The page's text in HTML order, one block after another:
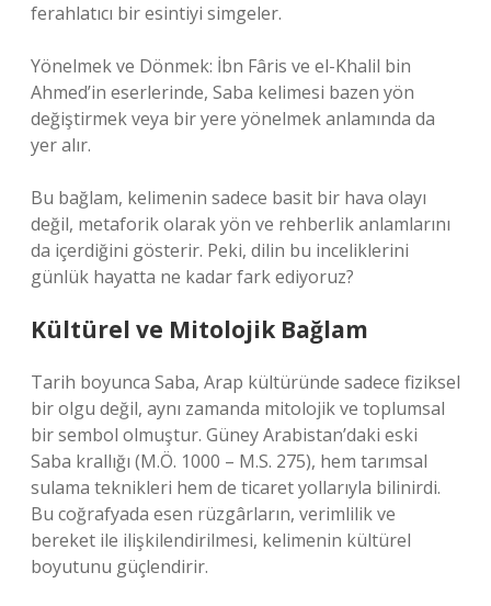
ferahlatıcı bir esintiyi simgeler.
Yönelmek ve Dönmek: İbn Fâris ve el-Khalil bin
Ahmed’in eserlerinde, Saba kelimesi bazen yön
değiştirmek veya bir yere yönelmek anlamında da
yer alır.
Bu bağlam, kelimenin sadece basit bir hava olayı
değil, metaforik olarak yön ve rehberlik anlamlarını
da içerdiğini gösterir. Peki, dilin bu inceliklerini
günlük hayatta ne kadar fark ediyoruz?
Kültürel ve Mitolojik Bağlam
Tarih boyunca Saba, Arap kültüründe sadece fiziksel
bir olgu değil, aynı zamanda mitolojik ve toplumsal
bir sembol olmuştur. Güney Arabistan’daki eski
Saba krallığı (M.Ö. 1000 – M.S. 275), hem tarımsal
sulama teknikleri hem de ticaret yollarıyla bilinirdi.
Bu coğrafyada esen rüzgârların, verimlilik ve
bereket ile ilişkilendirilmesi, kelimenin kültürel
boyutunu güçlendirir.